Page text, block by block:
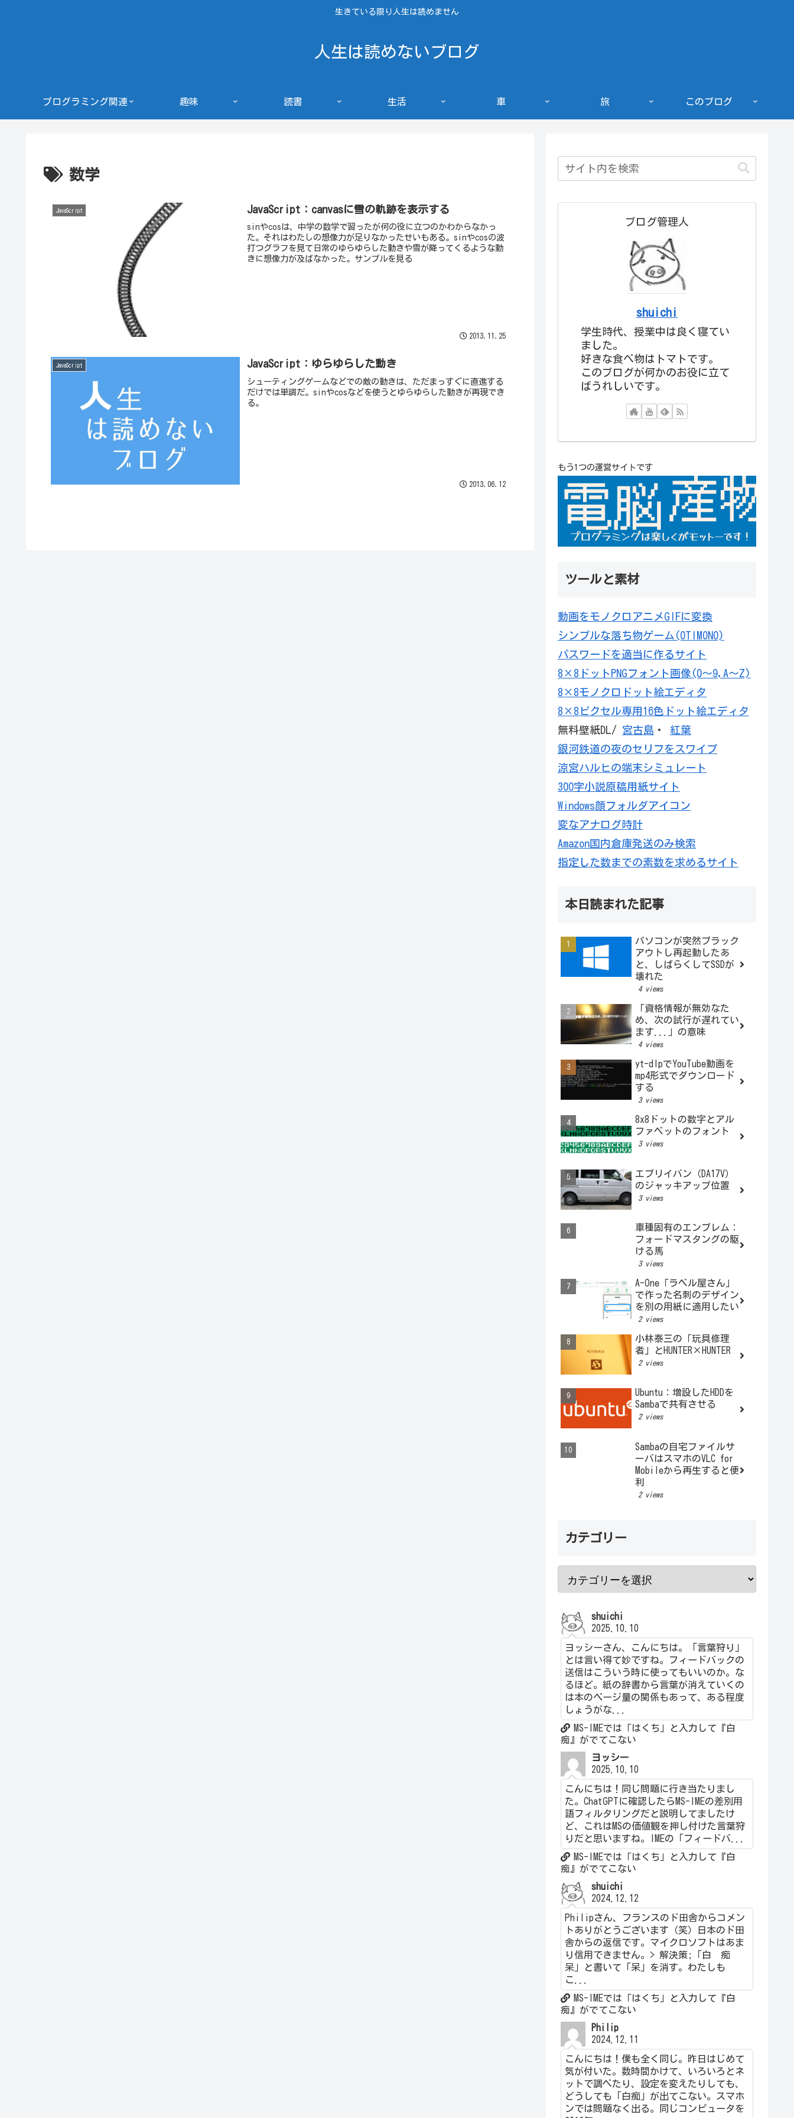
生きている限り人生は読めません
人生は読めないブログ
プログラミング関連 趣味 読書 生活 車 旅 このブログ
数学
JavaScript JavaScript：canvasに雪の軌跡を表示する
sinやcosは、中学の数学で習ったが何の役に立つのかわからなかっ
た。それはわたしの想像力が足りなかったせいもある。sinやcosの波
打つグラフを見て日常のゆらゆらした動きや雪が降ってくるような動
きに想像力が及ばなかった。サンプルを見る
2013.11.25
JavaScript JavaScript：ゆらゆらした動き
シューティングゲームなどでの敵の動きは、ただまっすぐに直進する
だけでは単調だ。sinやcosなどを使うとゆらゆらした動きが再現でき
る。
2013.06.12
ブログ管理人
shuichi
学生時代、授業中は良く寝てい
ました。
好きな食べ物はトマトです。
このブログが何かのお役に立て
ばうれしいです。
もう1つの運営サイトです
ツールと素材
動画をモノクロアニメGIFに変換
シンプルな落ち物ゲーム(OTIMONO)
パスワードを適当に作るサイト
8×8ドットPNGフォント画像(0～9,A～Z)
8×8モノクロドット絵エディタ
8×8ピクセル専用16色ドット絵エディタ
無料壁紙DL/ 宮古島 ・ 紅葉
銀河鉄道の夜のセリフをスワイプ
涼宮ハルヒの端末シミュレート
300字小説原稿用紙サイト
Windows顔フォルダアイコン
変なアナログ時計
Amazon国内倉庫発送のみ検索
指定した数までの素数を求めるサイト
本日読まれた記事
パソコンが突然ブラック
アウトし再起動したあ
と、しばらくしてSSDが
壊れた
4 views
「資格情報が無効なた
め、次の試行が遅れてい
ます...」の意味
4 views
yt-dlpでYouTube動画を
mp4形式でダウンロード
する
3 views
8x8ドットの数字とアル
ファベットのフォント
3 views
エブリイバン（DA17V）
のジャッキアップ位置
3 views
車種固有のエンブレム：
フォードマスタングの駆
ける馬
3 views
A-One「ラベル屋さん」
で作った名刺のデザイン
を別の用紙に適用したい
2 views
小林泰三の「玩具修理
者」とHUNTER×HUNTER
2 views
Ubuntu：増設したHDDを
Sambaで共有させる
2 views
Sambaの自宅ファイルサ
ーバはスマホのVLC for
Mobileから再生すると便
利
2 views
カテゴリー
shuichi
2025.10.10
ヨッシーさん、こんにちは。「言葉狩り」
とは言い得て妙ですね。フィードバックの
送信はこういう時に使ってもいいのか。な
るほど。紙の辞書から言葉が消えていくの
は本のページ量の関係もあって、ある程度
しょうがな...
MS-IMEでは「はくち」と入力して『白
痴』がでてこない
ヨッシー
2025.10.10
こんにちは！同じ問題に行き当たりまし
た。ChatGPTに確認したらMS-IMEの差別用
語フィルタリングだと説明してましたけ
ど、これはMSの価値観を押し付けた言葉狩
りだと思いますね。IMEの「フィードバ...
MS-IMEでは「はくち」と入力して『白
痴』がでてこない
shuichi
2024.12.12
Philipさん、フランスのド田舎からコメン
トありがとうございます（笑）日本のド田
舎からの返信です。マイクロソフトはあま
り信用できません。> 解決策;「白 痴
呆」と書いて「呆」を消す。わたしも
こ...
MS-IMEでは「はくち」と入力して『白
痴』がでてこない
Philip
2024.12.11
こんにちは！僕も全く同じ。昨日はじめて
気が付いた。数時間かけて、いろいろとネ
ットで調べたり、設定を変えたりしても、
どうしても「白痴」が出てこない。スマホ
ンでは問題なく出る。同じコンピュータを